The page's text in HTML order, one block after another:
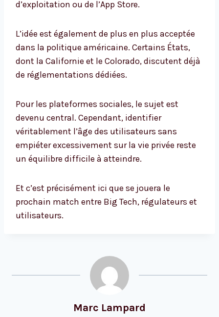
d’exploitation ou de l’App Store.
L’idée est également de plus en plus acceptée
dans la politique américaine. Certains États,
dont la Californie et le Colorado, discutent déjà
de réglementations dédiées.
Pour les plateformes sociales, le sujet est
devenu central. Cependant, identifier
véritablement l’âge des utilisateurs sans
empiéter excessivement sur la vie privée reste
un équilibre difficile à atteindre.
Et c’est précisément ici que se jouera le
prochain match entre Big Tech, régulateurs et
utilisateurs.
Marc Lampard